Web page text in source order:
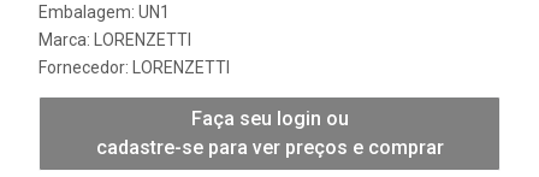
Embalagem: UN1
Marca:
LORENZETTI
Fornecedor:
LORENZETTI
Faça seu login ou
cadastre-se para ver preços e comprar